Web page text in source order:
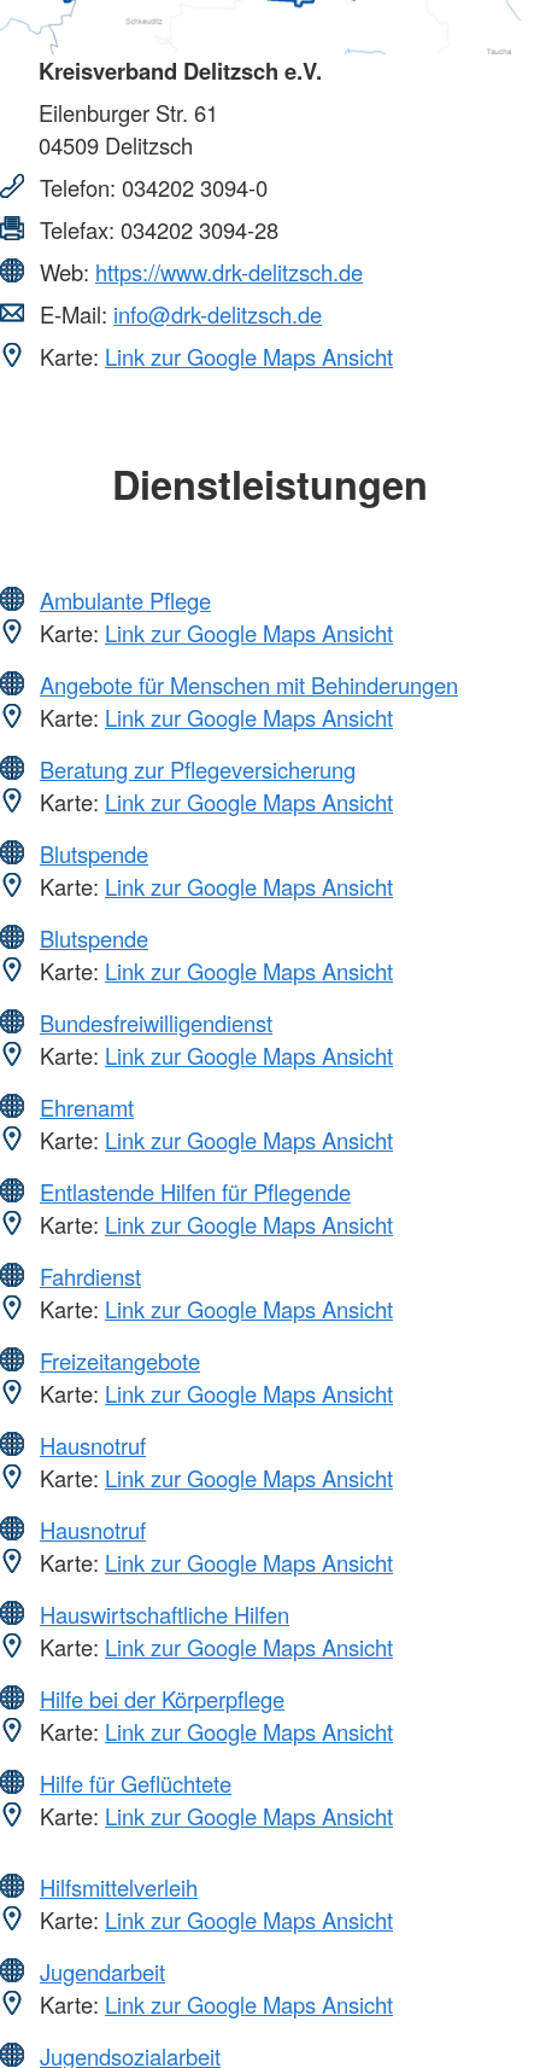
Kreisverband Delitzsch e.V.
Eilenburger Str. 61
04509 Delitzsch
Telefon: 034202 3094-0
Telefax: 034202 3094-28
Web: https://www.drk-delitzsch.de
E-Mail: info@drk-delitzsch.de
Karte: Link zur Google Maps Ansicht
Dienstleistungen
Ambulante Pflege
Karte: Link zur Google Maps Ansicht
Angebote für Menschen mit Behinderungen
Karte: Link zur Google Maps Ansicht
Beratung zur Pflegeversicherung
Karte: Link zur Google Maps Ansicht
Blutspende
Karte: Link zur Google Maps Ansicht
Blutspende
Karte: Link zur Google Maps Ansicht
Bundesfreiwilligendienst
Karte: Link zur Google Maps Ansicht
Ehrenamt
Karte: Link zur Google Maps Ansicht
Entlastende Hilfen für Pflegende
Karte: Link zur Google Maps Ansicht
Fahrdienst
Karte: Link zur Google Maps Ansicht
Freizeitangebote
Karte: Link zur Google Maps Ansicht
Hausnotruf
Karte: Link zur Google Maps Ansicht
Hausnotruf
Karte: Link zur Google Maps Ansicht
Hauswirtschaftliche Hilfen
Karte: Link zur Google Maps Ansicht
Hilfe bei der Körperpflege
Karte: Link zur Google Maps Ansicht
Hilfe für Geflüchtete
Karte: Link zur Google Maps Ansicht
Hilfsmittelverleih
Karte: Link zur Google Maps Ansicht
Jugendarbeit
Karte: Link zur Google Maps Ansicht
Jugendsozialarbeit